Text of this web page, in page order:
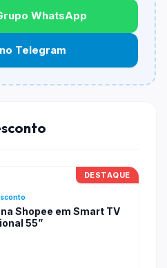
de itens participantes
especificos podem
WhatsApp
Telegram
DESTAQUE
na Shopee em Smart TV
55”